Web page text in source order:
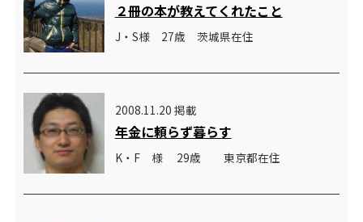
２冊の本が教えてくれたこと
J・S様 27歳 茨城県在住
2008.11.20 掲載
年金に頼らず暮らす
K・F 様 29歳 東京都在住